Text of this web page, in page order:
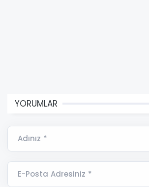
YORUMLAR
Adınız *
E-Posta Adresiniz *